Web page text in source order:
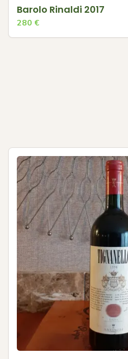
Barolo Rinaldi 2017
280 €